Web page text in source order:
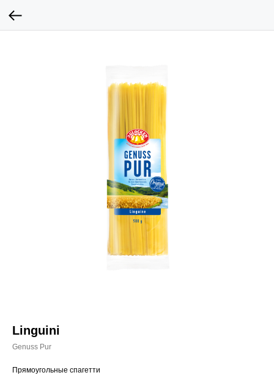
Linguini
Genuss Pur
Прямоугольные спагетти